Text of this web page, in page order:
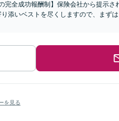
完全成功報酬制】保険会社から提示
添いベストを尽くしますので、まず
を見る